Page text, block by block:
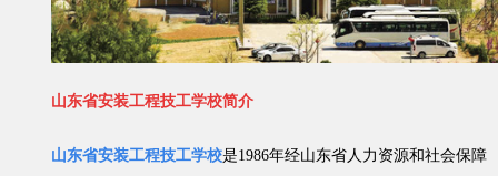
山东省安装工程技工学校简介
山东省安装工程技工学校是1986年经山东省人力资源和社会保障